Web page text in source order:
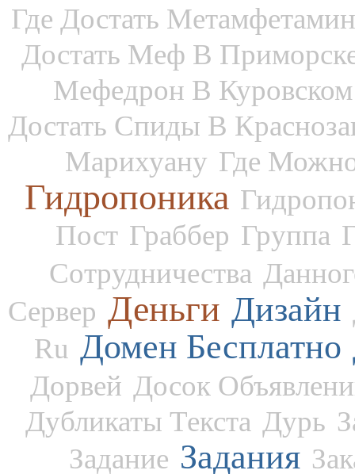
Где Достать
Достать Меф В
Мефедрон В Куровском
Достать Спиды В
Марихуану Где
Гидропоника
Пост Граббер Группа
Сотрудничества
Сервер Деньги Дизайн
Ru Домен Бесплатно
Дорвей Досок
Дубликаты Текста Дурь
Задание Задания